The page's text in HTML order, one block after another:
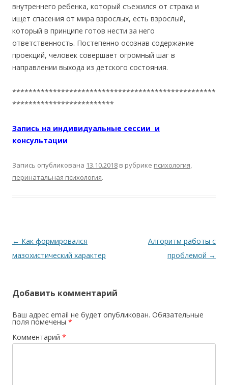
внутреннего ребенка, который съежился от страха и
ищет спасения от мира взрослых, есть взрослый,
который в принципе готов нести за него
ответственность. Постепенно осознав содержание
проекций, человек совершает огромный шаг в
направлении выхода из детского состояния.
**************************************************
*************************
Запись на индивидуальные сессии и
консультации
Запись опубликована 13.10.2018 в рубрике психология,
перинатальная психология.
Навигация по записям
← Как формировался
мазохистический характер
Алгоритм работы с
проблемой →
Добавить комментарий
Ваш адрес email не будет опубликован. Обязательные
поля помечены *
Комментарий *